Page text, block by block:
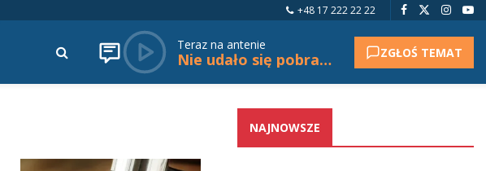
+48 17 222 22 22
Teraz na antenie
Nie udało się pobrać tytułu. ZGŁOŚ TEMAT
NAJNOWSZE